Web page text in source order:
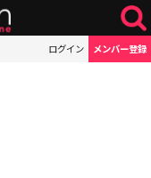
ログイン メンバー登録